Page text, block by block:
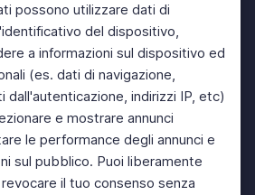
possono utilizzare dati di
del dispositivo,
a informazioni sul dispositivo ed
(es. dati di navigazione,
dall'autenticazione, indirizzi IP, etc)
e mostrare annunci
le performance degli annunci e
sul pubblico. Puoi liberamente
il tuo consenso senza